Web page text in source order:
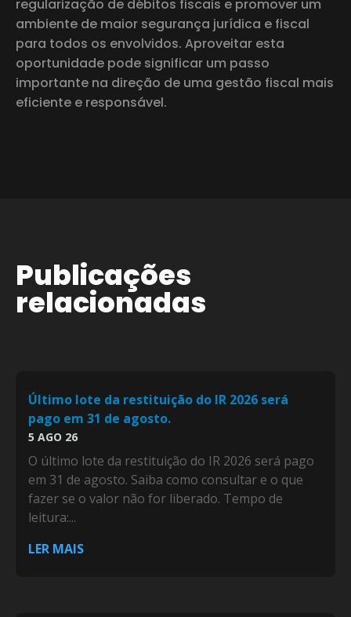
regularização de débitos fiscais e promover um
ambiente de maior segurança jurídica e fiscal
para todos os envolvidos. Aproveitar esta
oportunidade pode significar um passo
importante na direção de uma gestão fiscal mais
eficiente e responsável.
Publicações
relacionadas
Último lote da restituição do IR 2026 será
pago em 31 de agosto.
5 AGO 26
O último lote da restituição do IR 2026 será pago
em 31 de agosto. Saiba como consultar e o que
fazer se o valor não for liberado. Tempo de
leitura:...
LER MAIS